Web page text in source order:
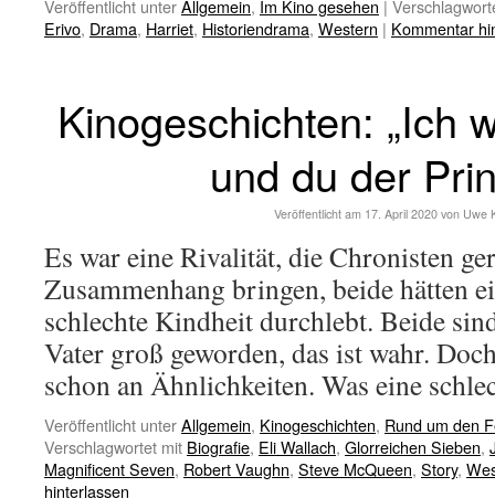
Veröffentlicht unterAllgemein, Im Kino gesehen |
Erivo, Drama, Harriet, Historiendrama, Western | Kommentar
Kinogeschichten: „Ich
und du der
Veröffentlicht am 17. April 2020 von Uwe
Es war eine Rivalität, die Chronisten
Zusammenhang bringen, beide hätten
schlechte Kindheit durchlebt. Beide
Vater groß geworden, das ist wahr.
schon an Ähnlichkeiten. Was eine
Veröffentlicht unterAllgemein, Kinogeschichten, Rund um den
Verschlagwortet mit Biografie, Eli Wallach, Glorreichen Sieben,
Magnificent Seven, Robert Vaughn, Steve McQueen, Story,
hinterlassen